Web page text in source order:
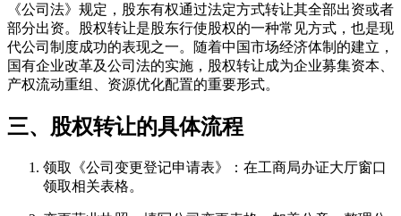
《公司法》规定，股东有权通过法定方式转让其全部出资或者
部分出资。股权转让是股东行使股权的一种常见方式，也是现
代公司制度成功的表现之一。随着中国市场经济体制的建立，
国有企业改革及公司法的实施，股权转让成为企业募集资本、
产权流动重组、资源优化配置的重要形式。
三、股权转让的具体流程
领取《公司变更登记申请表》：在工商局办证大厅窗口
领取相关表格。